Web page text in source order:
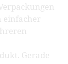
einfacher
Gerade